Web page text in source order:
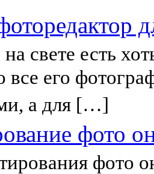
свете есть
все его
а для […]
фото
фото